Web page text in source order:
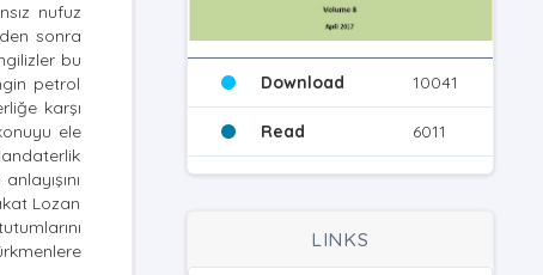
nufuz
sonra
bu
petrol
karşı
ele
Lozan
Download 10041
Read 6011
LINKS